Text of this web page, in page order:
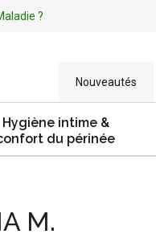
?
Nouveautés
Hygiène intime &
du périnée
M.